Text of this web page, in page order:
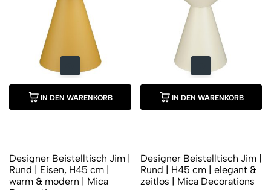
IN DEN WARENKORB
Designer Beistelltisch Jim |
Rund | Eisen, H45 cm |
warm & modern | Mica
IN DEN WARENKORB
Designer Beistelltisch Jim |
Rund | H45 cm | elegant &
zeitlos | Mica Decorations